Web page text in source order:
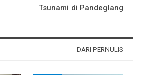
Tsunami di Pandeglang
DARI PERNULIS